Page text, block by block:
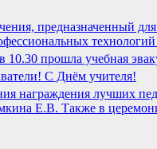
предназначенный
прошла учебная
С Днём учителя!
награждения лучших
Е.В. Также в